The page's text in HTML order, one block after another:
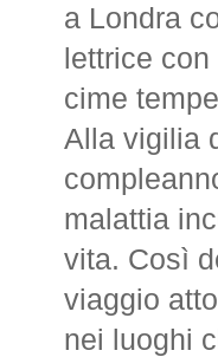
a Londra
lettrice
cime
Alla vigilia
malattia
vita. Così
viaggio
nei luoghi